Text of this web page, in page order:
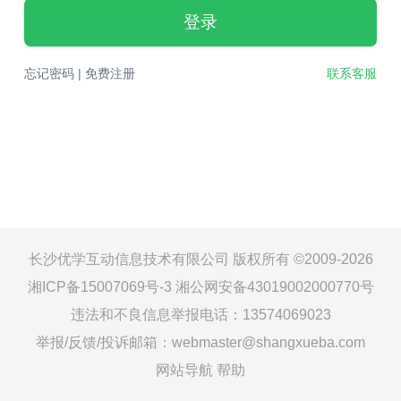
登录
忘记密码| 免费注册 联系客服
长沙优学互动信息技术有限公司 版权所有 ©2009-2026
湘ICP备15007069号-3 湘公网安备43019002000770号
违法和不良信息举报电话：13574069023
举报/反馈/投诉邮箱：webmaster@shangxueba.com
网站导航 帮助